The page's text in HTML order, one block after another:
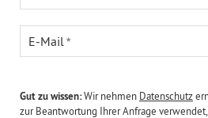
E-Mail
Gut zu wissen:Wir nehmen Datenschutz
zur Beantwortung Ihrer Anfrage